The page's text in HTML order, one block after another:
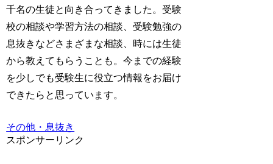
千名の生徒と向き合ってきました。受験
校の相談や学習方法の相談、受験勉強の
息抜きなどさまざまな相談、時には生徒
から教えてもらうことも。今までの経験
を少しでも受験生に役立つ情報をお届け
できたらと思っています。
その他・息抜き
スポンサーリンク